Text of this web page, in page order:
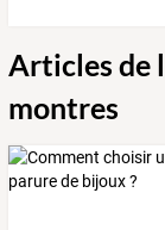
Articles de
montres